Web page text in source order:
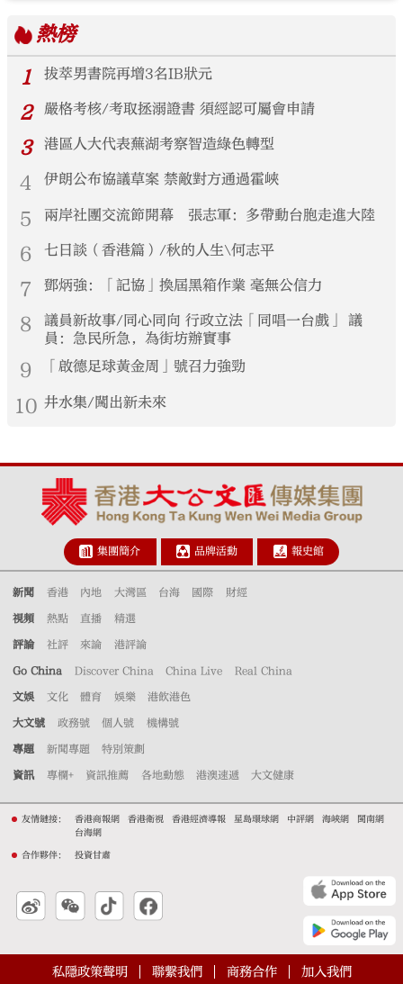
熱榜
1
拔萃男書院再增3名IB狀元
2 嚴格考核/考取拯溺證書 須經認可屬會申請
3 港區人大代表蕪湖考察智造綠色轉型
4 伊朗公布協議草案 禁敵對方通過霍峽
5 兩岸社團交流節開幕 張志軍：多帶動台胞走進大陸
6 七日談（香港篇）/秋的人生\何志平
7 鄧炳強：「記協」換屆黑箱作業 毫無公信力
8
議員新故事/同心同向 行政立法「同唱一台戲」 議
員：急民所急，為街坊辦實事
9 「啟德足球黃金周」號召力強勁
10 井水集/闖出新未來
集團簡介 品牌活動 報史館
新聞 香港 內地 大灣區 台海 國際 財經
視頻 熱點 直播 精選
評論 社評 來論 港評論
Go China Discover China China Live Real China
文娛 文化 體育 娛樂 港飲港色
大文號 政務號 個人號 機構號
專題 新聞專題 特別策劃
資訊 專欄+ 資訊推薦 各地動態 港澳速遞 大文健康
友情鏈接： 香港商報網 香港衛視 香港經濟導報 星島環球網 中評網 海峽網
閩南網
台海網
合作夥伴： 投資甘肅
私隱政策聲明 聯繫我們 商務合作 加入我們